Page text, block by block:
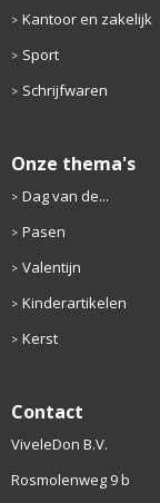
Kantoor en zakelijk
Sport
Schrijfwaren
Onze thema's
Dag van de...
Pasen
Valentijn
Kinderartikelen
Kerst
Contact
ViveleDon B.V.
Rosmolenweg 9 b